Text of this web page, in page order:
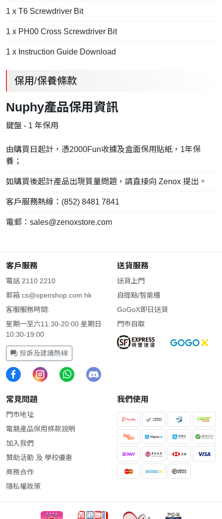
1 x T6 Screwdriver Bit
1 x PH00 Cross Screwdriver Bit
1 x Instruction Guide Download
保用/保養條款
Nuphy產品保用資訊
鍵盤 - 1 年保用
由購買日起計，憑2000Fun收據及盒面保用貼紙，1年保
養；
如購買後起計產品出現質量問題，請直接向 Zenox 提出。
客戶服務熱線：(852) 8481 7841
電郵： sales@zenoxstore.com
客戶服務
電話 2110 2210
郵箱 cs@openshop.com.hk
客服服務時間:
星期一至六11:30-20:00 星期日
10:30-19:00
投訴及建議熱線
送貨服務
送貨上門
自提點/智能櫃
GoGoX即日送貨
門市自取
常見問題
門市地址
電競產品保用條款說明
加入我們
贊助活動 及 學校優惠
商務合作
隱私權政策
我們使用